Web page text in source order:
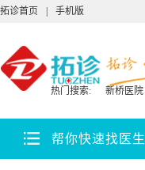
拓诊首页 手机版
热门搜索: 新桥医院
帮你快速找医生